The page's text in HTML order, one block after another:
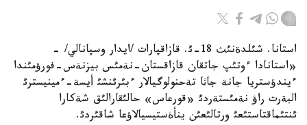
استانا. شئلدةنئث 18-ئ. قازاقپارات /ايدار وسپانالي/ -
«استانادا ءوتئپ جاتقان قازاقستان-نةمئس بيزنةس-فورؤمئندا
ءيندؤستريا جانة جاثا تةحنولوگيالار ءبئرئنشئ أيسة-ءمينيسترئ
البةرت راؤ نةمئستةردئ «قورعاس» حالئقارالئق شةكارا
ئنتئماقتاستئعئ ورتالئعئن ينأةستيسيالاؤعا شاقئردئ.